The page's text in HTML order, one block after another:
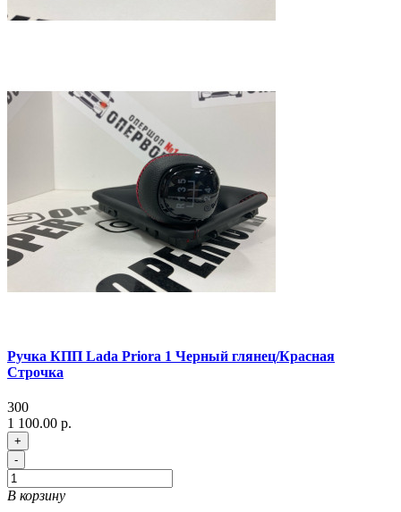
Ручка КПП Lada Priora 1 Черный глянец/Красная
Строчка
300
1 100.00 р.
+
-
В корзину